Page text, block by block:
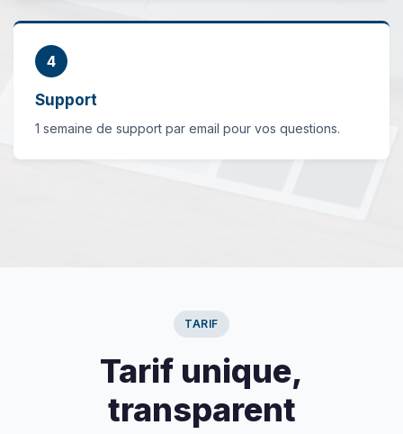
4
Support
1 semaine de support par email pour vos questions.
TARIF
Tarif unique,
transparent